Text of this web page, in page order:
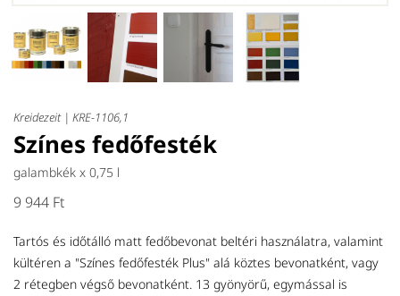
Kreidezeit | KRE-1106,1
Színes fedőfesték
galambkék x 0,75 l
9 944 Ft
Tartós és időtálló matt fedőbevonat beltéri használatra, valamint
kültéren a "Színes fedőfesték Plus" alá köztes bevonatként, vagy
2 rétegben végső bevonatként. 13 gyönyörű, egymással is